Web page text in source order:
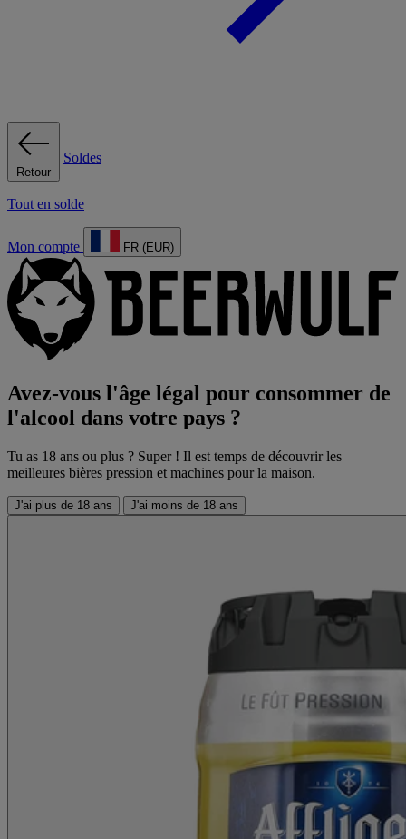
Retour
Soldes
Tout en solde
Mon compte FR (EUR)
Avez-vous l'âge légal pour consommer de
l'alcool dans votre pays ?
Tu as 18 ans ou plus ? Super ! Il est temps de découvrir les
meilleures bières pression et machines pour la maison.
J'ai plus de 18 ans J'ai moins de 18 ans